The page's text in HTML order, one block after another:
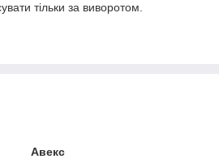
тільки за виворотом.
Авекс